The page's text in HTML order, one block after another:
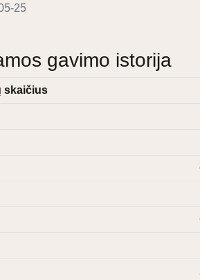
25
gavimo istorija
skaičius